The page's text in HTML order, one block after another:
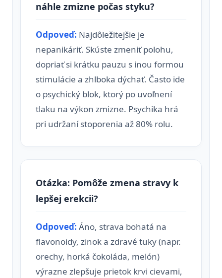
náhle zmizne počas styku?
Odpoveď: Najdôležitejšie je
nepanikáriť. Skúste zmeniť polohu,
dopriať si krátku pauzu s inou formou
stimulácie a zhlboka dýchať. Často ide
o psychický blok, ktorý po uvoľnení
tlaku na výkon zmizne. Psychika hrá
pri udržaní stoporenia až 80% rolu.
Otázka: Pomôže zmena stravy k
lepšej erekcii?
Odpoveď: Áno, strava bohatá na
flavonoidy, zinok a zdravé tuky (napr.
orechy, horká čokoláda, melón)
výrazne zlepšuje prietok krvi cievami,